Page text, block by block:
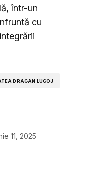
într-un
cu
DRAGAN LUGOJ
11, 2025